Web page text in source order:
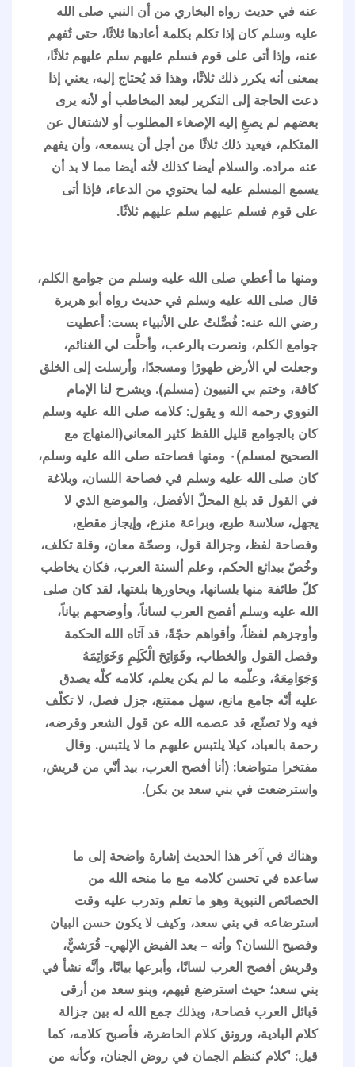
عنه في حديث رواه البخاري من أن النبي صلى الله
عليه وسلم كان إذا تكلم بكلمة أعادها ثلاثًا، حتى تُفهم
عنه، وإذا أتى على قوم فسلم عليهم سلم عليهم ثلاثًا،
بمعنى أنه يكرر ذلك ثلاثًا، وهذا قد يُحتاج إليه، يعني إذا
دعت الحاجة إلى التكرير لبعد المخاطب أو لأنه يرى
بعضهم لم يصغِ إليه الإصغاء المطلوب أو لاشتغال عن
المتكلم، فيعيد ذلك ثلاثًا من أجل أن يسمعه، وأن يفهم
عنه مراده. والسلام أيضا كذلك لأنه أيضا مما لا بد أن
يسمع المسلم عليه لما يحتوي من الدعاء، فإذا أتى
على قوم فسلم عليهم سلم عليهم ثلاثًا.
ومنها ما أعطي صلى الله عليه وسلم من جوامع الكلم،
قال صلى الله عليه وسلم في حديث رواه أبو هريرة
رضي الله عنه: فُضِّلتُ على الأنبياء بست: أعطيت
جوامع الكلم، ونصرت بالرعب، وأحلَّت لي الغنائم،
وجعلت لي الأرض طهورًا ومسجدًا، وأرسلت إلى الخلق
كافة، وختم بي النبيون (مسلم). ويشرح لنا الإمام
النووي رحمه الله و يقول: كلامه صلى الله عليه وسلم
كان بالجوامع قليل اللفظ كثير المعاني(المنهاج مع
الصحيح لمسلم)٠ ومنها فصاحته صلى الله عليه وسلم،
كان صلى الله عليه وسلم في فصاحة اللسان، وبلاغة
في القول قد بلغ المحلّ الأفضل، والموضع الذي لا
يجهل، سلاسة طبع، وبراعة منزع، وإيجاز مقطع،
وفصاحة لفظ، وجزالة قول، وصحّة معان، وقلة تكلف،
وخُصّ ببدائع الحكم، وعلم ألسنة العرب، فكان يخاطب
كلّ طائفة منها بلسانها، ويحاورها بلغتها، لقد كان صلى
الله عليه وسلم أفصح العرب لساناً، وأوضحهم بياناً،
وأوجزهم لفظاً، وأقواهم حجّةً، قد آتاه الله الحكمة
وفصل القول والخطاب، وفَوَاتِحَ الْكَلِمِ وَخَوَاتِمَهُ
وَجَوَامِعَهُ، وعلّمه ما لم يكن يعلم، كلامه كلّه يصدق
عليه أنّه جامع مانع، سهل ممتنع، جزل فصل، لا تكلّف
فيه ولا تصنّع، قد عصمه الله عن قول الشعر وقرضه،
رحمة بالعباد، كيلا يلتبس عليهم ما لا يلتبس. وقال
مفتخرا متواضعا: (أنا أفصح العرب، بيد أنّي من قريش،
واسترضعت في بني سعد بن بكر).
وهناك في آخر هذا الحديث إشارة واضحة إلى ما
ساعده في تحسن كلامه مع ما منحه الله من
الخصائص النبوية وهو ما تعلم وتدرب عليه وقت
استرضاعه في بني سعد، وكيف لا يكون حسن البيان
وفصيح اللسان؟ وأنه – بعد الفيض الإلهي- قُرَشيٌّ،
وقريش أفصح العرب لسانًا، وأبرعها بيانًا، وأنَّه نشأ في
بني سعد؛ حيث استرضع فيهم، وبنو سعد من أرقى
قبائل العرب فصاحة، وبذلك جمع الله له بين جزالة
كلام البادية، ورونق كلام الحاضرة، فأصبح كلامه، كما
قيل: 'كلام كنظم الجمان في روض الجنان، وكأنه من